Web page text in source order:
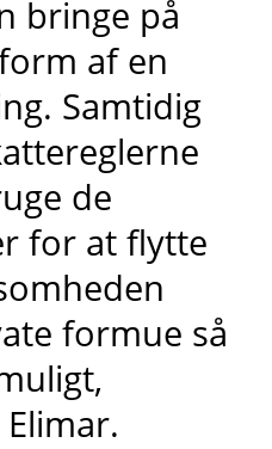
bringe på
af en
Samtidig
de
for at flytte
formue så